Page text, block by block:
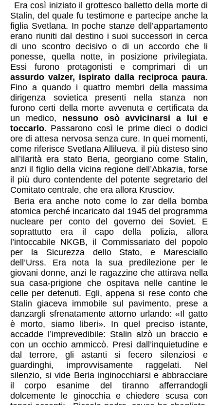
Era così iniziato il grottesco balletto della morte di
Stalin, del quale fu testimone e partecipe anche la
figlia Svetlana. In poche stanze dell’appartamento
erano riuniti dal destino i suoi successori in cerca
di uno scontro decisivo o di un accordo che li
ponesse, quella notte, in posizione privilegiata.
Essi furono protagonisti e comprimari di un
assurdo valzer, ispirato dalla reciproca paura.
Fino a quando i quattro membri della massima
dirigenza sovietica presenti nella stanza non
furono certi della morte avvenuta e certificata da
un medico, nessuno osò avvicinarsi a lui e
toccarlo. Passarono così le prime dieci o dodici
ore di attesa nervosa senza cure. In quei momenti,
come riferisce Svetlana Allilueva, il più disteso sino
all’ilarità era stato Beria, georgiano come Stalin,
anzi il figlio della vicina regione dell’Abkazia, forse
il più duro contendente del potente segretario del
Comitato centrale, che era allora Krusciov.
Beria era anche noto come lo zar della bomba
atomica perché incaricato dal 1945 del programma
nucleare per conto del governo dei Soviet. E
soprattutto era il capo della polizia, allora
l’intoccabile NKGB, il Commissariato del popolo
per la Sicurezza dello Stato, e Maresciallo
dell’Urss. Era nota la sua predilezione per le
giovani donne, anzi le ragazzine che attirava nella
sua casa-prigione che ospitava nelle cantine le
celle per detenuti. Egli, appena si rese conto che
Stalin giaceva immobile sul pavimento, prese a
danzargli sfrenatamente attorno urlando: «Il gatto
è morto, siamo liberi». In quel preciso istante,
accadde l’imprevedibile: Stalin alzò un braccio e
con un occhio ammiccò. Presi dall’inquietudine e
dal terrore, gli astanti si fecero silenziosi e
guardinghi, improvvisamente raggelati. Nel
silenzio, si vide Beria inginocchiarsi e abbracciare
il corpo esanime del tiranno afferrandogli
dolcemente le ginocchia e chiedere scusa con